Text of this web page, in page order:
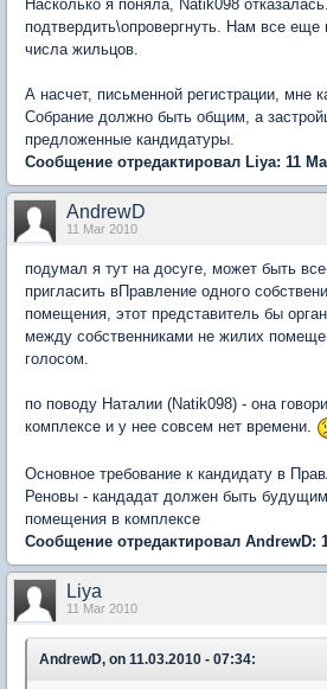
Насколько я поняла, Natik098
подтвердить\опровергнуть. Нам все еще
числа жильцов.
А насчет, письменной регистрации, мне
Собрание должно быть общим, а
предложенные кандидатуры.
Сообщение отредактировал Liya: 11
AndrewD
11 Mar 2010
подумал я тут на досуге, может быть
пригласить вПравление одного
помещения, этот представитель бы
между собственниками не жилих
голосом.
по поводу Наталии (Natik098) - она
комплексе и у нее совсем нет времени.
Основное требование к кандидату в
Реновы - кандадат должен быть
помещения в комплексе
Сообщение отредактировал AndrewD:
Liya
11 Mar 2010
AndrewD, on 11.03.2010 - 07:34: